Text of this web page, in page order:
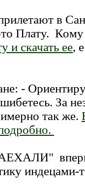
в
Плату.
и скачать ее,
-
За
так же.
индецами-